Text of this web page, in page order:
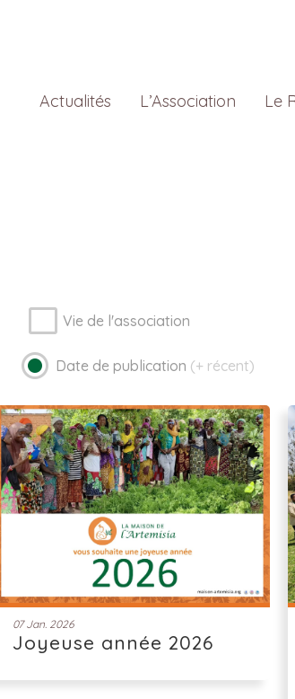
Actualités L’Association Le
Vie de l'association
Date de publication (+ récent)
07 Jan. 2026
Joyeuse année 2026